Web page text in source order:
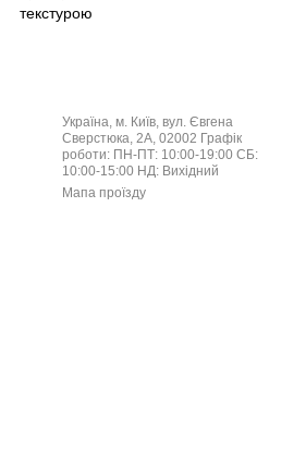
текстурою
Україна, м. Київ, вул. Євгена
Сверстюка, 2А, 02002 Графік
роботи: ПН-ПТ: 10:00-19:00 СБ:
10:00-15:00 НД: Вихідний
Мапа проїзду